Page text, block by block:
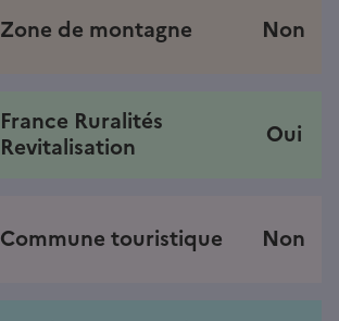
Zone de montagne Non
France Ruralités
Revitalisation
Oui
Commune touristique Non